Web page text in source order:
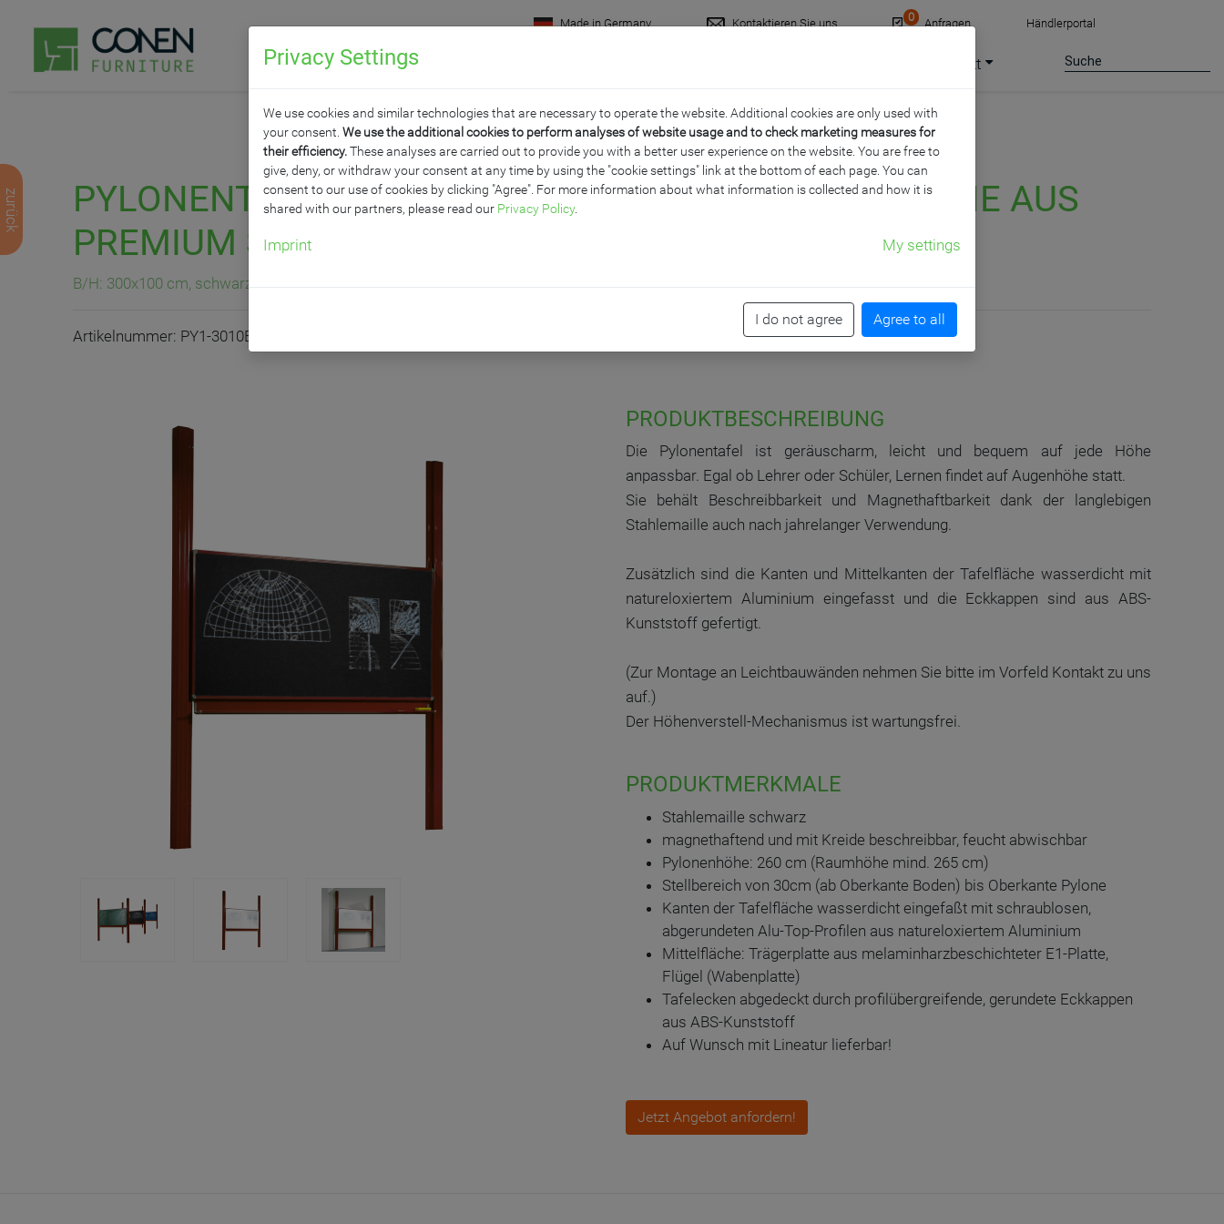
Made in Germany Kontaktieren Sie uns 0 Anfragen Händlerportal
Produkte Kontakt
zurück
PYLONENTAFEL, SCHULTAFEL MIT EINER TAFELFLÄCHE AUS
PREMIUM STAHLEMAILLE, SERIE PY1 E
B/H: 300x100 cm, schwarz
Artikelnummer: PY1-3010ES
PRODUKTBESCHREIBUNG
Die Pylonentafel ist geräuscharm, leicht und bequem auf jede Höhe
anpassbar. Egal ob Lehrer oder Schüler, Lernen findet auf Augenhöhe statt.
Sie behält Beschreibbarkeit und Magnethaftbarkeit dank der langlebigen
Stahlemaille auch nach jahrelanger Verwendung.
Zusätzlich sind die Kanten und Mittelkanten der Tafelfläche wasserdicht mit
natureloxiertem Aluminium eingefasst und die Eckkappen sind aus ABS-
Kunststoff gefertigt.
(Zur Montage an Leichtbauwänden nehmen Sie bitte im Vorfeld Kontakt zu uns
auf.)
Der Höhenverstell-Mechanismus ist wartungsfrei.
PRODUKTMERKMALE
Stahlemaille schwarz
magnethaftend und mit Kreide beschreibbar, feucht abwischbar
Pylonenhöhe: 260 cm (Raumhöhe mind. 265 cm)
Stellbereich von 30cm (ab Oberkante Boden) bis Oberkante Pylone
Kanten der Tafelfläche wasserdicht eingefaßt mit schraublosen,
abgerundeten Alu-Top-Profilen aus natureloxiertem Aluminium
Mittelfläche: Trägerplatte aus melaminharzbeschichteter E1-Platte,
Flügel (Wabenplatte)
Tafelecken abgedeckt durch profilübergreifende, gerundete Eckkappen
aus ABS-Kunststoff
Auf Wunsch mit Lineatur lieferbar!
Jetzt Angebot anfordern!
Privacy Settings
We use cookies and similar technologies that are necessary to operate the website. Additional cookies are only used with
your consent. We use the additional cookies to perform analyses of website usage and to check marketing measures for
their efficiency.These analyses are carried out to provide you with a better user experience on the website. You are free to
give, deny, or withdraw your consent at any time by using the "cookie settings" link at the bottom of each page. You can
consent to our use of cookies by clicking "Agree". For more information about what information is collected and how it is
shared with our partners, please read our Privacy Policy.
Imprint My settings
I do not agree Agree to all